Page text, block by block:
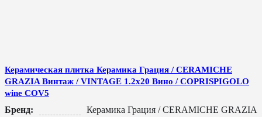
Керамическая плитка Керамика Грация / CERAMICHE
GRAZIA Винтаж / VINTAGE 1.2x20 Вино / COPRISPIGOLO
wine COV5
Бренд:
Керамика Грация / CERAMICHE GRAZIA